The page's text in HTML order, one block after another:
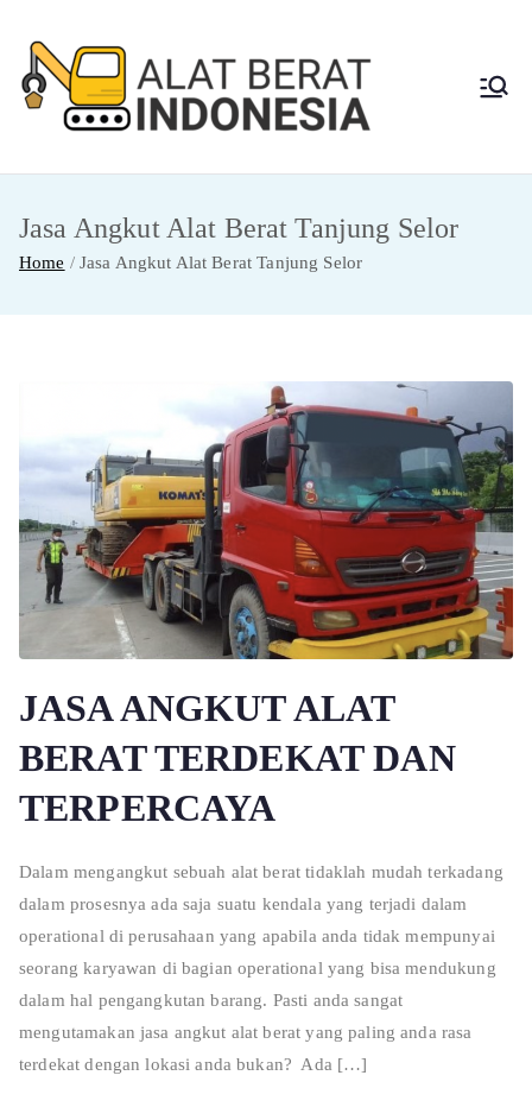
content
Berat
Indon
Jasa Sewa Alat
Jasa Angkut Alat Berat Tanjung Selor
Home Jasa Angkut Alat Berat Tanjung Selor
JASA ANGKUT ALAT
BERAT TERDEKAT DAN
TERPERCAYA
Dalam mengangkut sebuah alat berat tidaklah mudah terkadang
dalam prosesnya ada saja suatu kendala yang terjadi dalam
operational di perusahaan yang apabila anda tidak mempunyai
seorang karyawan di bagian operational yang bisa mendukung
dalam hal pengangkutan barang. Pasti anda sangat
mengutamakan jasa angkut alat berat yang paling anda rasa
terdekat dengan lokasi anda bukan? Ada […]